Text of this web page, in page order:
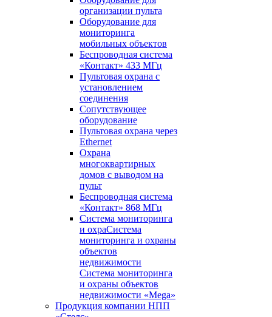
организации пульта
Оборудование для
мониторинга
мобильных объектов
Беспроводная система
«Контакт» 433 МГц
Пультовая охрана с
установлением
соединения
Сопутствующее
оборудование
Пультовая охрана через
Ethernet
Охрана
многоквартирных
домов с выводом на
пульт
Беспроводная система
«Контакт» 868 МГц
Система мониторинга
и охраСистема
мониторинга и охраны
объектов
недвижимости
Система мониторинга
и охраны объектов
недвижимости «Mega»
Продукция компании НПП